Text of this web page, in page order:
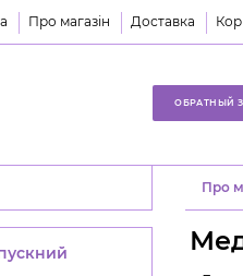
Про магазін Доставка
ОБРАТНЫЙ
Про